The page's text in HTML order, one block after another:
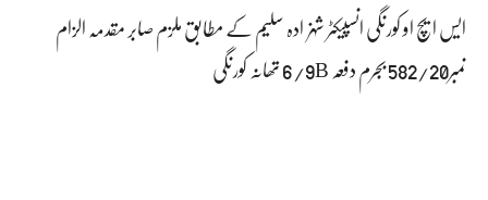
ایس ایچ او کورنگی انسپیکٹر شہزادہ سلیم کے مطابق ملزم صابر مقدمہ الزام
نمبر582/20 بجرم دفعہ 6/9B تھانہ کورنگی